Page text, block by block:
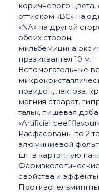
коричневого
оттиском «BC» на
«NA» на другой
обеих сторон.
мильбемицина
празиквантел 10 мг
Вспомогательные
повидон, лактоза,
магния стеарат,
тальк, пищевая
«Artificial beef
Расфасованы по 2
алюминиевой
шт. в картонную
свойства и эффекты